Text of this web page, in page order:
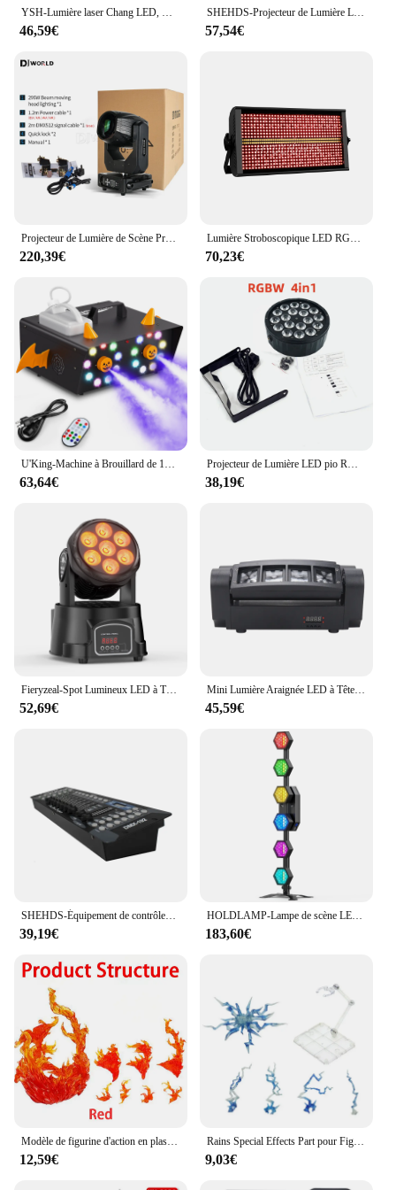
YSH-Lumière laser Chang LED, DMX, 9 yeux, RVB, effet d'éclairage de scène pour DJ Club, décoration de bar, lumières de fête, lampe de budgétaire, Halloween
46,59€
SHEHDS-Projecteur de Lumière LED en Alliage d'Aluminium, Grand/pio, 18x18W, RGBWA + UV/18x12W, RGBW, pour DJ, Bar, ixet Scène
57,54€
Projecteur de Lumière de Scène Professionnel à Tête Mobile, Double Prisme, 12R, 295W, Gobo DMX, ixDJ
220,39€
Lumière Stroboscopique LED RGBW 4 en 1 de 200W, 48 Cloisons, Blanche, 8000K DMX, Super Lumineuse, Dj, Barre de Lavage, Effets d'Éclairage de Scène
70,23€
63,64€ 38,19€
Fieryzeal-Spot Lumineux LED à Tête Mobile de 105W, Éclairage de Scène pour ixChang
52,69€
Mini Lumière Araignée LED à Tête Mobile, Faisceau de Scène, 8x3W, RGBW, DJ Chang, ix, Boîte de Nuit, brev, Mariage, Bar, Effet de Vacances, 2024
45,59€
39,19€
HOLDLAMP-Lampe de scène LED COB, lumière linéaire vintage, 240W, 50W, DJ, fête, mariages, boîte de nuit, salle de danse, 6 pièces
183,60€
12,59€
Rains Special Effects Part pour Figurine EFFECT IMPACT 1/6, Effet Photoélectrique, Noir, Transparent, Jaune, Violet, Noir, Bleu
9,03€